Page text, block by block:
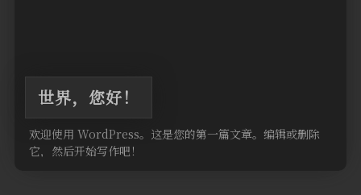
世界，您好！
欢迎使用 WordPress。这是您的第一篇文章。编辑或删除
它，然后开始写作吧！